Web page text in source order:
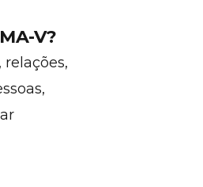
V?